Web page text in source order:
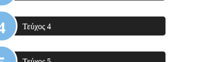
Τεύχος 4